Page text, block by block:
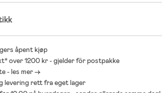
åpent kjøp
over 1200 kr - gjelder för postpakke
- les mer ->
levering rett fra eget lager